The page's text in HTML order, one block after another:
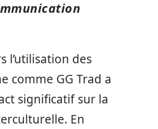
l’utilisation des
comme GG Trad a
significatif sur la
En